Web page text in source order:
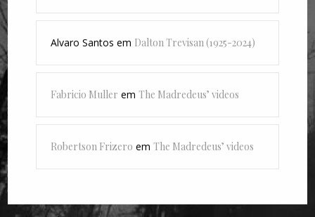
Alvaro Santos em Dalton Trevisan (1925-2024)
Fabricio Muller emThe Madredeus’ videos
Robertson Frizero emThe Madredeus’ videos